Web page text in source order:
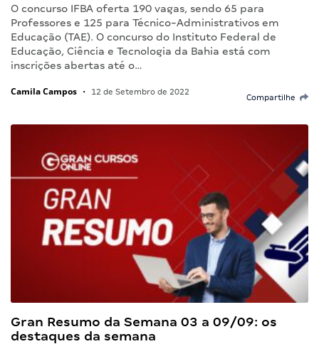
O concurso IFBA oferta 190 vagas, sendo 65 para
Professores e 125 para Técnico-Administrativos em
Educação (TAE). O concurso do Instituto Federal de
Educação, Ciência e Tecnologia da Bahia está com
inscrições abertas até o…
Camila Campos • 12 de Setembro de 2022
Compartilhe
Gran Resumo da Semana 03 a 09/09: os
destaques da semana